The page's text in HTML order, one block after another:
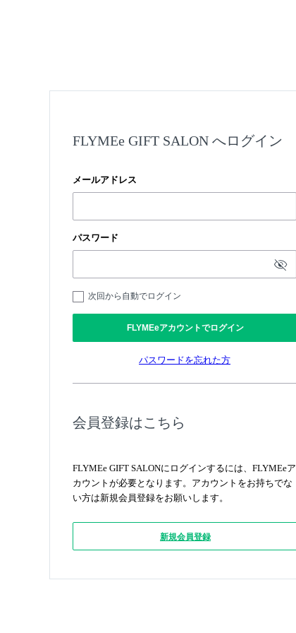
FLYMEe GIFT SALON へログイン
メールアドレス
パスワード
次回から自動でログイン
FLYMEeアカウントでログイン
パスワードを忘れた方
会員登録はこちら
FLYMEe GIFT SALONにログインするには、FLYMEeア
カウントが必要となります。アカウントをお持ちでな
い方は新規会員登録をお願いします。
新規会員登録